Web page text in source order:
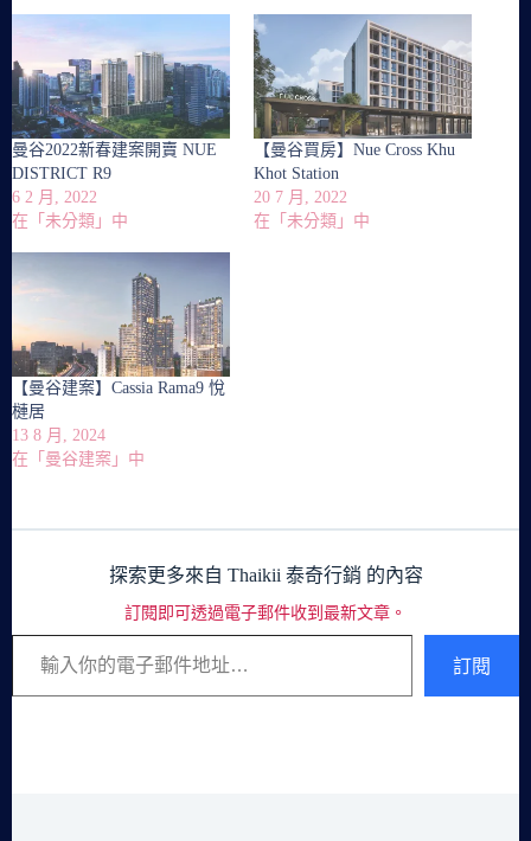
曼谷2022新春建案開賣 NUE
DISTRICT R9
6 2 月, 2022
在「未分類」中
【曼谷買房】Nue Cross Khu
Khot Station
20 7 月, 2022
在「未分類」中
【曼谷建案】Cassia Rama9 悅
槤居
13 8 月, 2024
在「曼谷建案」中
探索更多來自 Thaikii 泰奇行銷 的內容
訂閱即可透過電子郵件收到最新文章。
輸入你的電子郵件地址…
訂閱